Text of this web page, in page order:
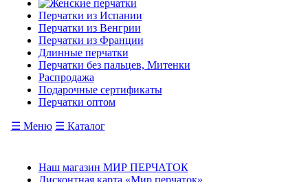
Перчатки из Испании
Перчатки из Венгрии
Перчатки из Франции
Длинные перчатки
Перчатки без пальцев, Митенки
Распродажа
Подарочные сертификаты
Перчатки оптом
☰ Меню ☰ Каталог
Наш магазин МИР ПЕРЧАТОК
Дисконтная карта «Мир перчаток»